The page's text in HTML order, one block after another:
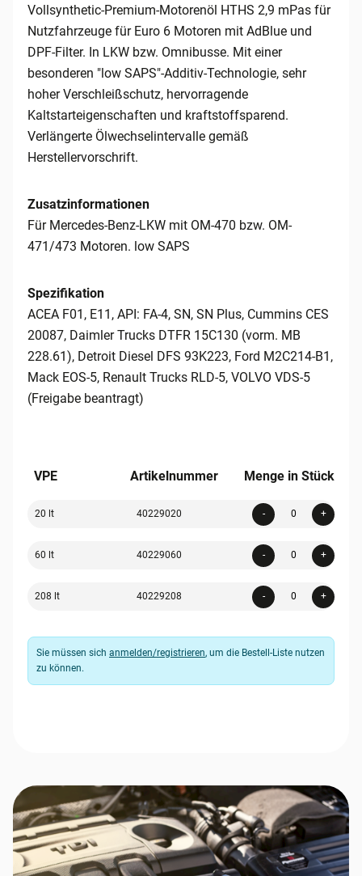
Vollsynthetic-Premium-Motorenöl HTHS 2,9 mPas für
Nutzfahrzeuge für Euro 6 Motoren mit AdBlue und
DPF-Filter. In LKW bzw. Omnibusse. Mit einer
besonderen "low SAPS"-Additiv-Technologie, sehr
hoher Verschleißschutz, hervorragende
Kaltstarteigenschaften und kraftstoffsparend.
Verlängerte Ölwechselintervalle gemäß
Herstellervorschrift.
Zusatzinformationen
Für Mercedes-Benz-LKW mit OM-470 bzw. OM-
471/473 Motoren. low SAPS
Spezifikation
ACEA F01, E11, API: FA-4, SN, SN Plus, Cummins CES
20087, Daimler Trucks DTFR 15C130 (vorm. MB
228.61), Detroit Diesel DFS 93K223, Ford M2C214-B1,
Mack EOS-5, Renault Trucks RLD-5, VOLVO VDS-5
(Freigabe beantragt)
VPE Artikelnummer Menge in Stück
20 lt 40229020 - +
60 lt 40229060 - +
208 lt 40229208 - +
Sie müssen sich anmelden/registrieren, um die Bestell-Liste nutzen
zu können.